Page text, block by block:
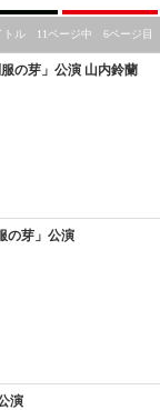
トル 11ページ中 6ページ目
の芽」公演 山内鈴蘭
の芽」公演
演